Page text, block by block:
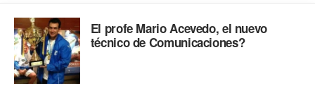
El profe Mario Acevedo, el nuevo
técnico de Comunicaciones?